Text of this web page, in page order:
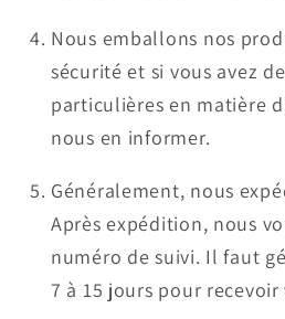
Nous emballons nos
sécurité et si vous avez
particulières en matière
nous en informer.
Généralement, nous
Après expédition, nous
numéro de suivi. Il faut
7 à 15 jours pour recevoir